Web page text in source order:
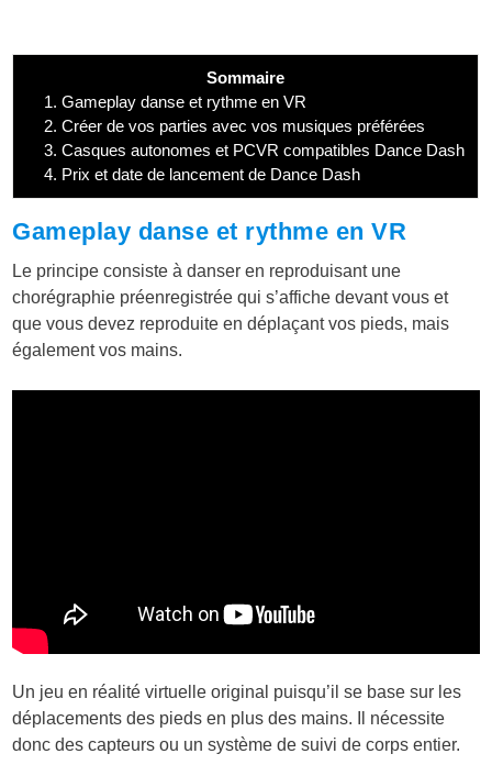
Sommaire
1. Gameplay danse et rythme en VR
2. Créer de vos parties avec vos musiques préférées
3. Casques autonomes et PCVR compatibles Dance Dash
4. Prix et date de lancement de Dance Dash
Gameplay danse et rythme en VR
Le principe consiste à danser en reproduisant une
chorégraphie préenregistrée qui s’affiche devant vous et
que vous devez reproduite en déplaçant vos pieds, mais
également vos mains.
Un jeu en réalité virtuelle original puisqu’il se base sur les
déplacements des pieds en plus des mains. Il nécessite
donc des capteurs ou un système de suivi de corps entier.